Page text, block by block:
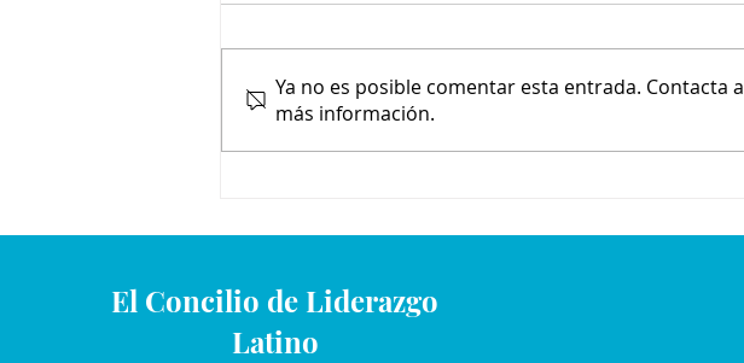
Mami y Yo Calendario de
Mami y
Ya no es posible comentar esta entrada.
más información.
El Concilio de Liderazgo
Latino